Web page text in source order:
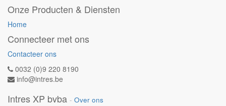
Onze Producten & Diensten
Home
Connecteer met ons
Contacteer ons
0032 (0)9 220 8190
info@intres.be
Intres XP bvba - Over ons